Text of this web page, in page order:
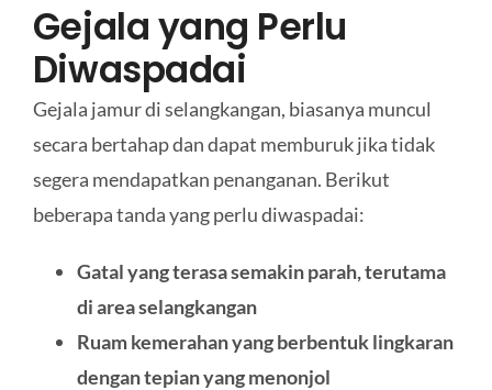
Gejala yang Perlu
Diwaspadai
Gejala jamur di selangkangan, biasanya muncul
secara bertahap dan dapat memburuk jika tidak
segera mendapatkan penanganan. Berikut
beberapa tanda yang perlu diwaspadai:
Gatal yang terasa semakin parah, terutama
di area selangkangan
Ruam kemerahan yang berbentuk lingkaran
dengan tepian yang menonjol